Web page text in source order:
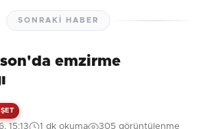
SONRAKI HABER
emzirme
15:13 1 dk okuma 305 görüntülenme